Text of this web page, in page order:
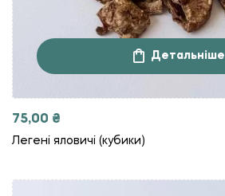
Детальніше
75,00 ₴
Легені яловичі (кубики)